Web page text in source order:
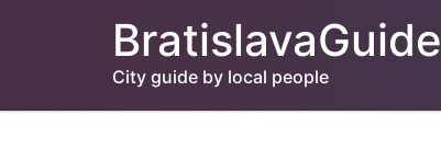
BratislavaGuide
City guide by local people